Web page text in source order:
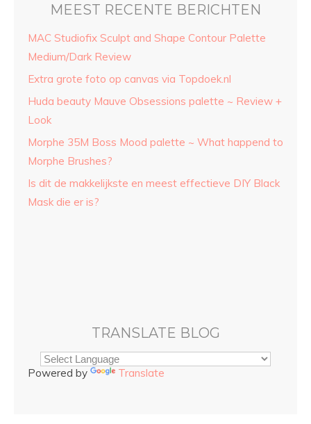
MEEST RECENTE BERICHTEN
MAC Studiofix Sculpt and Shape Contour Palette
Medium/Dark Review
Extra grote foto op canvas via Topdoek.nl
Huda beauty Mauve Obsessions palette ~ Review +
Look
Morphe 35M Boss Mood palette ~ What happend to
Morphe Brushes?
Is dit de makkelijkste en meest effectieve DIY Black
Mask die er is?
TRANSLATE BLOG
Powered by Translate